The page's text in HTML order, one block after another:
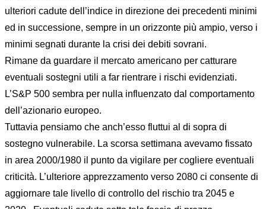
ulteriori cadute dell’indice in direzione dei precedenti minimi
ed in successione, sempre in un orizzonte più ampio, verso i
minimi segnati durante la crisi dei debiti sovrani.
Rimane da guardare il mercato americano per catturare
eventuali sostegni utili a far rientrare i rischi evidenziati.
L’S&P 500 sembra per nulla influenzato dal comportamento
dell’azionario europeo.
Tuttavia pensiamo che anch’esso fluttui al di sopra di
sostegno vulnerabile. La scorsa settimana avevamo fissato
in area 2000/1980 il punto da vigilare per cogliere eventuali
criticità. L’ulteriore apprezzamento verso 2080 ci consente di
aggiornare tale livello di controllo del rischio tra 2045 e